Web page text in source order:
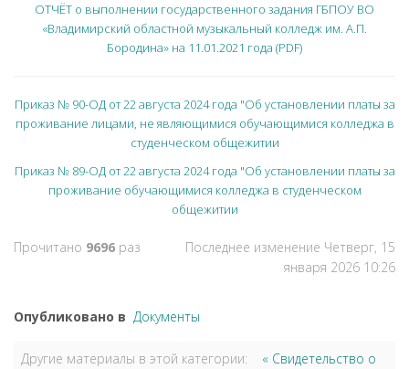
ОТЧЁТ о выполнении государственного задания ГБПОУ ВО
«Владимирский областной музыкальный колледж им. А.П.
Бородина» на 11.01.2021 года (PDF)
Приказ № 90-ОД от 22 августа 2024 года "Об установлении платы за
проживание лицами, не являющимися обучающимися колледжа в
студенческом общежитии
Приказ № 89-ОД от 22 августа 2024 года "Об установлении платы за
проживание обучающимися колледжа в студенческом
общежитии
Прочитано 9696 раз
Последнее изменение Четверг, 15
января 2026 10:26
Опубликовано в Документы
Другие материалы в этой категории:
« Свидетельство о